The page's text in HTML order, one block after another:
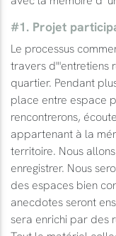
#1. Projet
Le processus
travers d"'entretiens
quartier. Pendant
place entre espace
rencontrerons,
appartenant à la
territoire. Nous
enregistrer. Nous
des espaces bien
anecdotes seront
sera enrichi par des